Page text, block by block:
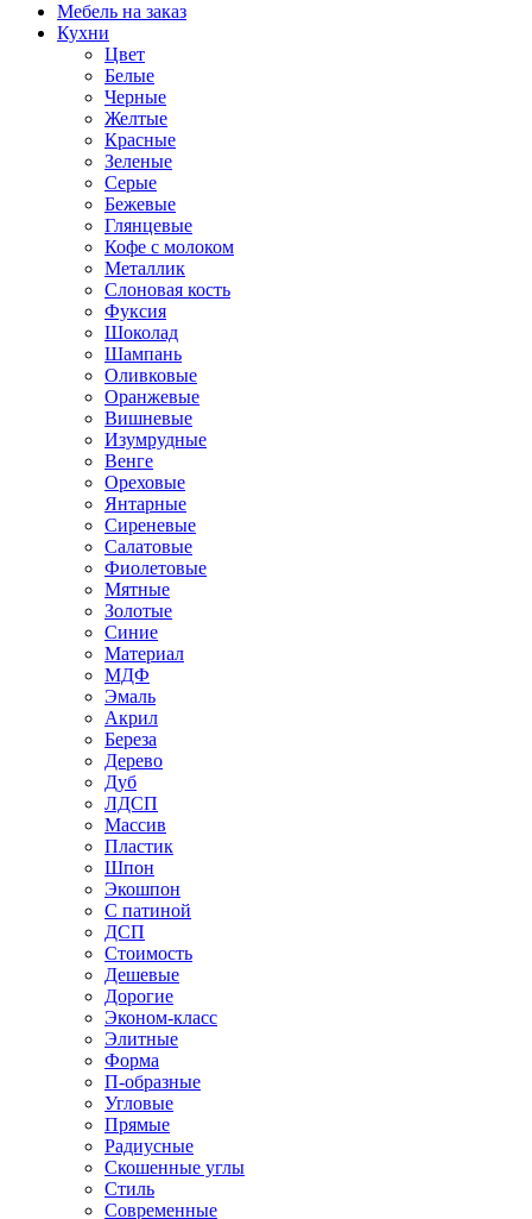
Мебель на заказ
Кухни
Цвет
Белые
Черные
Желтые
Красные
Зеленые
Серые
Бежевые
Глянцевые
Кофе с молоком
Металлик
Слоновая кость
Фуксия
Шоколад
Шампань
Оливковые
Оранжевые
Вишневые
Изумрудные
Венге
Ореховые
Янтарные
Сиреневые
Салатовые
Фиолетовые
Мятные
Золотые
Синие
Материал
МДФ
Эмаль
Акрил
Береза
Дерево
Дуб
ЛДСП
Массив
Пластик
Шпон
Экошпон
С патиной
ДСП
Стоимость
Дешевые
Дорогие
Эконом-класс
Элитные
Форма
П-образные
Угловые
Прямые
Радиусные
Скошенные углы
Стиль
Современные